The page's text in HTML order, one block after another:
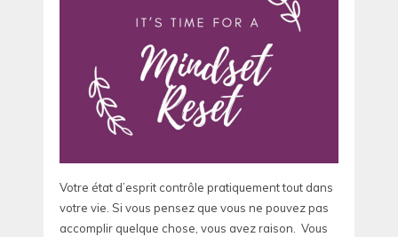
Votre état d’esprit contrôle pratiquement tout dans
votre vie. Si vous pensez que vous ne pouvez pas
accomplir quelque chose, vous avez raison. Vous